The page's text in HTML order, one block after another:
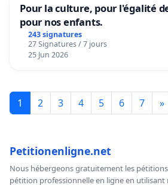
Pour la culture, pour l'égalité
pour nos enfants.
243 signatures
27 Signatures / 7 jours
25 Jun 2026
1 2 3 4 5 6 7 »
Petitionenligne.net
Nous hébergeons gratuitement les
pétition professionnelle en ligne en utilisant